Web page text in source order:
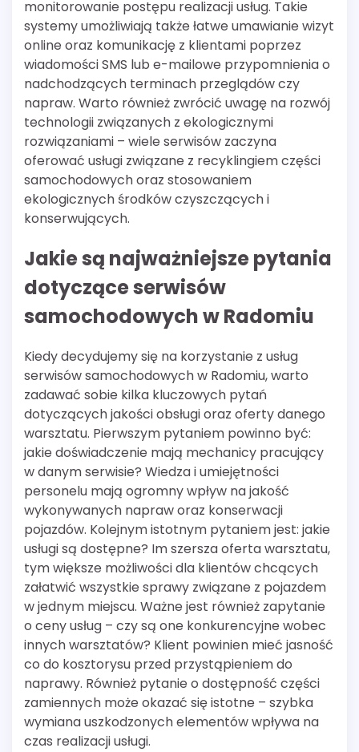
monitorowanie postępu realizacji usług. Takie
systemy umożliwiają także łatwe umawianie wizyt
online oraz komunikację z klientami poprzez
wiadomości SMS lub e-mailowe przypomnienia o
nadchodzących terminach przeglądów czy
napraw. Warto również zwrócić uwagę na rozwój
technologii związanych z ekologicznymi
rozwiązaniami – wiele serwisów zaczyna
oferować usługi związane z recyklingiem części
samochodowych oraz stosowaniem
ekologicznych środków czyszczących i
konserwujących.
Jakie są najważniejsze pytania
dotyczące serwisów
samochodowych w Radomiu
Kiedy decydujemy się na korzystanie z usług
serwisów samochodowych w Radomiu, warto
zadawać sobie kilka kluczowych pytań
dotyczących jakości obsługi oraz oferty danego
warsztatu. Pierwszym pytaniem powinno być:
jakie doświadczenie mają mechanicy pracujący
w danym serwisie? Wiedza i umiejętności
personelu mają ogromny wpływ na jakość
wykonywanych napraw oraz konserwacji
pojazdów. Kolejnym istotnym pytaniem jest: jakie
usługi są dostępne? Im szersza oferta warsztatu,
tym większe możliwości dla klientów chcących
załatwić wszystkie sprawy związane z pojazdem
w jednym miejscu. Ważne jest również zapytanie
o ceny usług – czy są one konkurencyjne wobec
innych warsztatów? Klient powinien mieć jasność
co do kosztorysu przed przystąpieniem do
naprawy. Również pytanie o dostępność części
zamiennych może okazać się istotne – szybka
wymiana uszkodzonych elementów wpływa na
czas realizacji usługi.